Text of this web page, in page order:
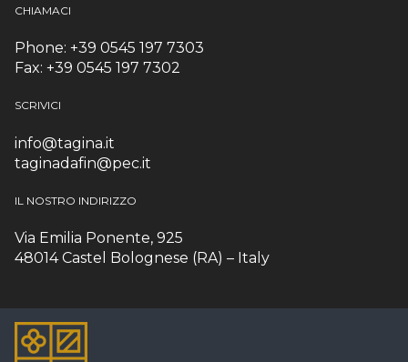
CHIAMACI
Phone: +39 0545 197 7303
Fax: +39 0545 197 7302
SCRIVICI
info@tagina.it
taginadafin@pec.it
IL NOSTRO INDIRIZZO
Via Emilia Ponente, 925
48014 Castel Bolognese (RA) – Italy